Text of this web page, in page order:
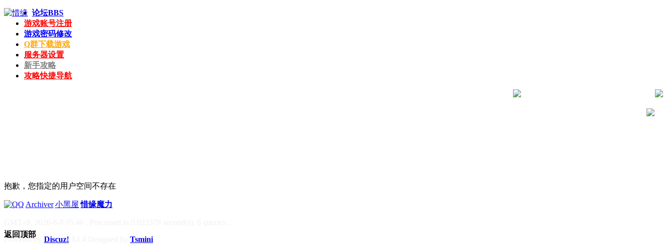
论坛BBS
游戏账号注册
游戏密码修改
Q群下载游戏
服务器设置
新手攻略
攻略快捷导航
抱歉，您指定的用户空间不存在
Archiver|小黑屋|惜缘魔力
Powered by Discuz!
Tsmini
返回顶部